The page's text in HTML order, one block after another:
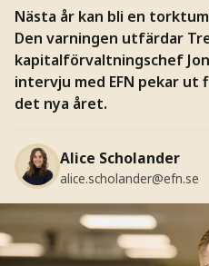
Nästa år kan bli en
Den varningen utfärdar
kapitalförvaltningschef
intervju med EFN pekar ut
det nya året.
Alice Scholander
alice.scholander@efn.se